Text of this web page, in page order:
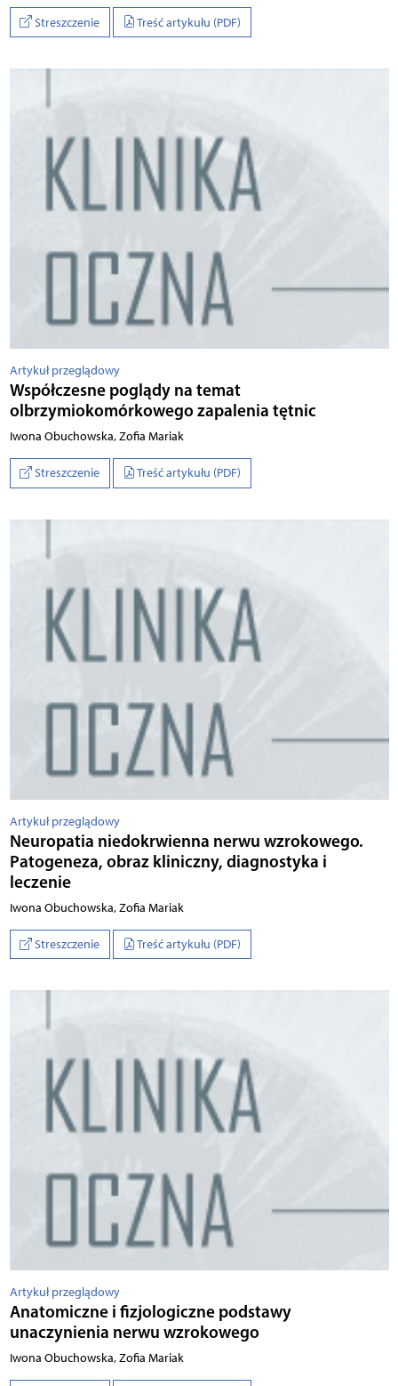
Streszczenie Treść artykułu (PDF)
Artykuł przeglądowy
Współczesne poglądy na temat
olbrzymiokomórkowego zapalenia tętnic
Iwona Obuchowska, Zofia Mariak
Streszczenie Treść artykułu (PDF)
Artykuł przeglądowy
Neuropatia niedokrwienna nerwu wzrokowego.
Patogeneza, obraz kliniczny, diagnostyka i
leczenie
Iwona Obuchowska, Zofia Mariak
Streszczenie Treść artykułu (PDF)
Artykuł przeglądowy
Anatomiczne i fizjologiczne podstawy
unaczynienia nerwu wzrokowego
Iwona Obuchowska, Zofia Mariak